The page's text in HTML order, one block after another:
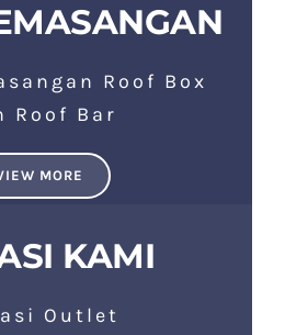
Roof Box
Roof Bar
MORE
KAMI
Outlet